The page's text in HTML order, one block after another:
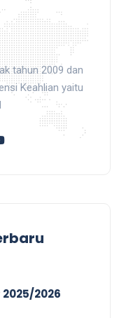
tahun 2009 dan
Keahlian yaitu
2026